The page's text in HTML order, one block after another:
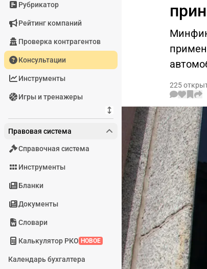
Рубрикатор
Рейтинг компаний
Проверка контрагентов
Консультации
Инструменты
Игры и тренажеры
Правовая система
Справочная система
Инструменты
Бланки
Документы
Словари
Калькулятор РКО НОВОЕ
Календарь бухгалтера
225